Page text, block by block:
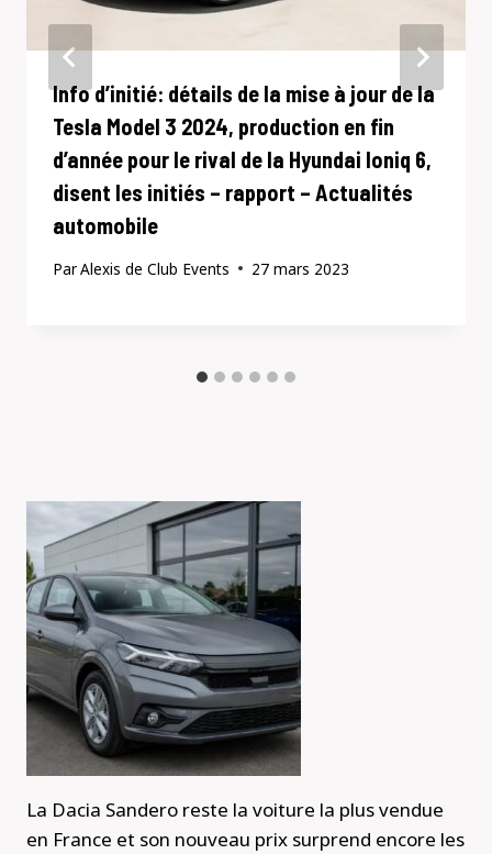
Info d’initié: détails de la mise à jour de la
Tesla Model 3 2024, production en fin
d’année pour le rival de la Hyundai Ioniq 6,
disent les initiés – rapport – Actualités
automobile
ParAlexis de Club Events 27 mars 2023
La Dacia Sandero reste la voiture la plus vendue
en France et son nouveau prix surprend encore les